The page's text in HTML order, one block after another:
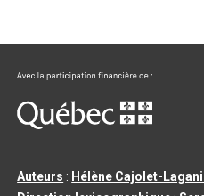
Auteurs : Hélène Cajolet-